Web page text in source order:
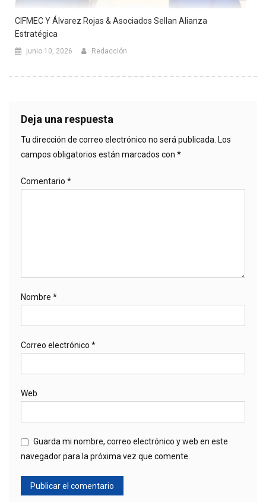
CIFMEC Y Álvarez Rojas & Asociados Sellan Alianza
Estratégica
junio 10, 2026 Redacción
Deja una respuesta
Tu dirección de correo electrónico no será publicada. Los
campos obligatorios están marcados con *
Comentario *
Nombre *
Correo electrónico *
Web
Guarda mi nombre, correo electrónico y web en este
navegador para la próxima vez que comente.